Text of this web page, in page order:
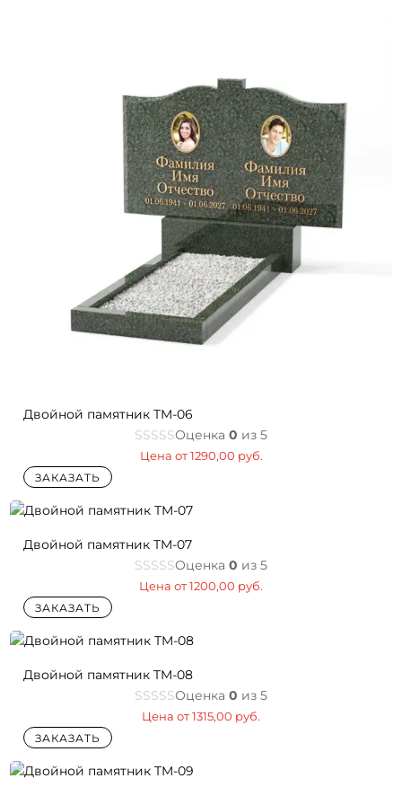
Двойной памятник TM-06
Оценка 0 из 5
Цена от1290,00 руб.
ЗАКАЗАТЬ
Двойной памятник TM-07
Оценка 0 из 5
Цена от1200,00 руб.
ЗАКАЗАТЬ
Двойной памятник TM-08
Оценка 0 из 5
Цена от1315,00 руб.
ЗАКАЗАТЬ